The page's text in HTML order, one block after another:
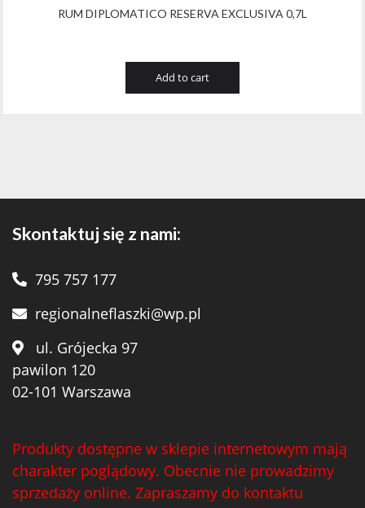
RUM DIPLOMATICO RESERVA EXCLUSIVA 0,7L
Add to cart
Skontaktuj się z nami:
795 757 177
regionalneflaszki@wp.pl
ul. Grójecka 97
pawilon 120
02-101 Warszawa
Produkty dostępne w sklepie internetowym mają
charakter poglądowy. Obecnie nie prowadzimy
sprzedaży online. Zapraszamy do kontaktu